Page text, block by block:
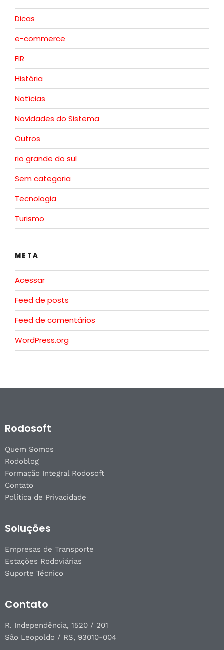
Dicas
e-commerce
FIR
História
Notícias
Novidades do Sistema
Outros
rio grande do sul
Sem categoria
Tecnologia
Turismo
META
Acessar
Feed de posts
Feed de comentários
WordPress.org
Rodosoft
Quem Somos
Rodoblog
Formação Integral Rodosoft
Contato
Política de Privacidade
Soluções
Empresas de Transporte
Estações Rodoviárias
Suporte Técnico
Contato
R. Independência, 1520 / 201
São Leopoldo / RS, 93010-004